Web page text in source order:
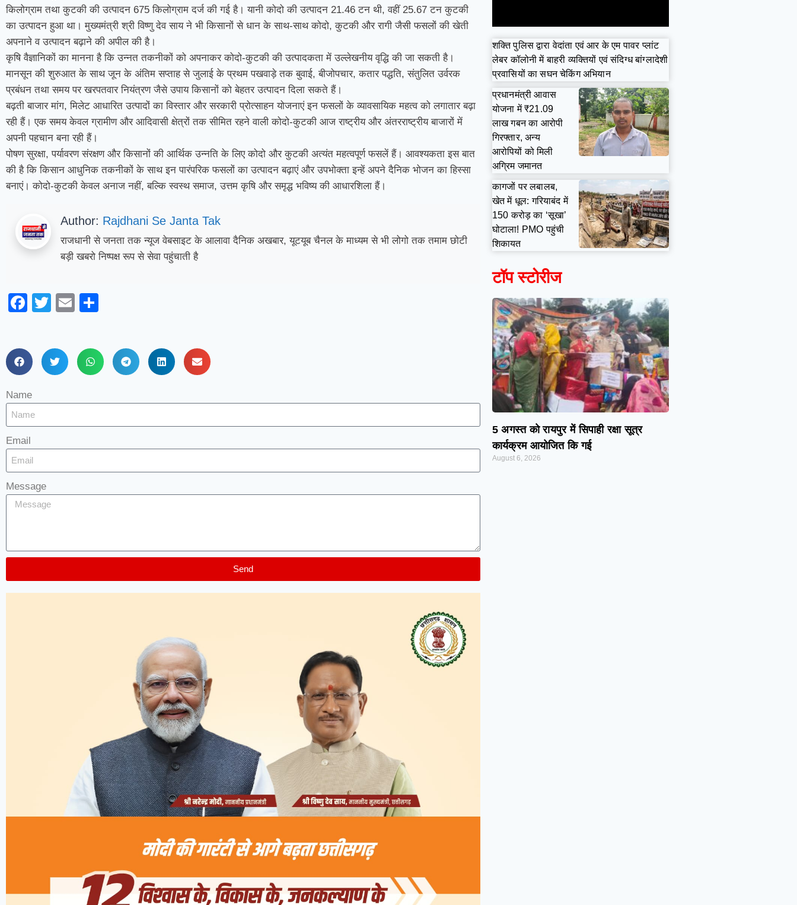
किलोग्राम तथा कुटकी की उत्पादन 675 किलोग्राम दर्ज की गई है। यानी कोदो की उत्पादन 21.46 टन थी, वहीं 25.67 टन कुटकी
का उत्पादन हुआ था। मुख्यमंत्री श्री विष्णु देव साय ने भी किसानों से धान के साथ-साथ कोदो, कुटकी और रागी जैसी फसलों की खेती
अपनाने व उत्पादन बढ़ाने की अपील की है।
कृषि वैज्ञानिकों का मानना है कि उन्नत तकनीकों को अपनाकर कोदो-कुटकी की उत्पादकता में उल्लेखनीय वृद्धि की जा सकती है।
मानसून की शुरुआत के साथ जून के अंतिम सप्ताह से जुलाई के प्रथम पखवाड़े तक बुवाई, बीजोपचार, कतार पद्धति, संतुलित उर्वरक
प्रबंधन तथा समय पर खरपतवार नियंत्रण जैसे उपाय किसानों को बेहतर उत्पादन दिला सकते हैं।
बढ़ती बाजार मांग, मिलेट आधारित उत्पादों का विस्तार और सरकारी प्रोत्साहन योजनाएं इन फसलों के व्यावसायिक महत्व को लगातार बढ़ा
रही हैं। एक समय केवल ग्रामीण और आदिवासी क्षेत्रों तक सीमित रहने वाली कोदो-कुटकी आज राष्ट्रीय और अंतरराष्ट्रीय बाजारों में
अपनी पहचान बना रही हैं।
पोषण सुरक्षा, पर्यावरण संरक्षण और किसानों की आर्थिक उन्नति के लिए कोदो और कुटकी अत्यंत महत्वपूर्ण फसलें हैं। आवश्यकता इस बात
की है कि किसान आधुनिक तकनीकों के साथ इन पारंपरिक फसलों का उत्पादन बढ़ाएं और उपभोक्ता इन्हें अपने दैनिक भोजन का हिस्सा
बनाएं। कोदो-कुटकी केवल अनाज नहीं, बल्कि स्वस्थ समाज, उत्तम कृषि और समृद्ध भविष्य की आधारशिला हैं।
Author: Rajdhani Se Janta Tak
राजधानी से जनता तक न्यूज वेबसाइट के आलावा दैनिक अखबार, यूटयूब चैनल के माध्यम से भी लोगो तक तमाम छोटी
बड़ी खबरो निष्पक्ष रूप से सेवा पहुंचाती है
Facebook
TwitterEmail
Name
Email
Message
Send
शक्ति पुलिस द्वारा वेदांता एवं आर के एम पावर प्लांट
लेबर कॉलोनी में बाहरी व्यक्तियों एवं संदिग्ध बांग्लादेशी
प्रवासियों का सघन चेकिंग अभियान
प्रधानमंत्री आवास
योजना में ₹21.09
लाख गबन का आरोपी
गिरफ्तार, अन्य
आरोपियों को मिली
अग्रिम जमानत
कागजों पर लबालब,
खेत में धूल: गरियाबंद में
150 करोड़ का ‘सूखा’
घोटाला! PMO पहुंची
शिकायत
टॉप स्टोरीज
5 अगस्त को रायपुर में सिपाही रक्षा सूत्र
कार्यक्रम आयोजित कि गई
August 6, 2026